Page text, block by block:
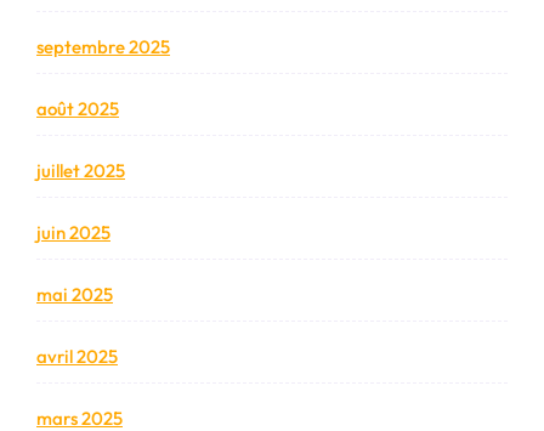
septembre 2025
août 2025
juillet 2025
juin 2025
mai 2025
avril 2025
mars 2025